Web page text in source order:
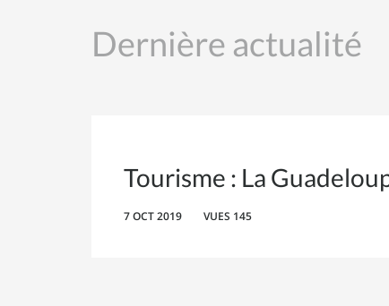
Dernière actualité
Tourisme : La
7 OCT 2019 VUES 145